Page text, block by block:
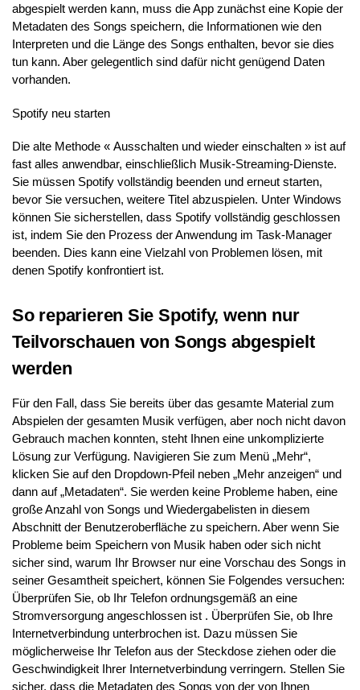
abgespielt werden kann, muss die App zunächst eine Kopie der
Metadaten des Songs speichern, die Informationen wie den
Interpreten und die Länge des Songs enthalten, bevor sie dies
tun kann. Aber gelegentlich sind dafür nicht genügend Daten
vorhanden.
Spotify neu starten
Die alte Methode « Ausschalten und wieder einschalten » ist auf
fast alles anwendbar, einschließlich Musik-Streaming-Dienste.
Sie müssen Spotify vollständig beenden und erneut starten,
bevor Sie versuchen, weitere Titel abzuspielen. Unter Windows
können Sie sicherstellen, dass Spotify vollständig geschlossen
ist, indem Sie den Prozess der Anwendung im Task-Manager
beenden. Dies kann eine Vielzahl von Problemen lösen, mit
denen Spotify konfrontiert ist.
So reparieren Sie Spotify, wenn nur
Teilvorschauen von Songs abgespielt
werden
Für den Fall, dass Sie bereits über das gesamte Material zum
Abspielen der gesamten Musik verfügen, aber noch nicht davon
Gebrauch machen konnten, steht Ihnen eine unkomplizierte
Lösung zur Verfügung. Navigieren Sie zum Menü „Mehr“,
klicken Sie auf den Dropdown-Pfeil neben „Mehr anzeigen“ und
dann auf „Metadaten“. Sie werden keine Probleme haben, eine
große Anzahl von Songs und Wiedergabelisten in diesem
Abschnitt der Benutzeroberfläche zu speichern. Aber wenn Sie
Probleme beim Speichern von Musik haben oder sich nicht
sicher sind, warum Ihr Browser nur eine Vorschau des Songs in
seiner Gesamtheit speichert, können Sie Folgendes versuchen:
Überprüfen Sie, ob Ihr Telefon ordnungsgemäß an eine
Stromversorgung angeschlossen ist . Überprüfen Sie, ob Ihre
Internetverbindung unterbrochen ist. Dazu müssen Sie
möglicherweise Ihr Telefon aus der Steckdose ziehen oder die
Geschwindigkeit Ihrer Internetverbindung verringern. Stellen Sie
sicher, dass die Metadaten des Songs von der von Ihnen